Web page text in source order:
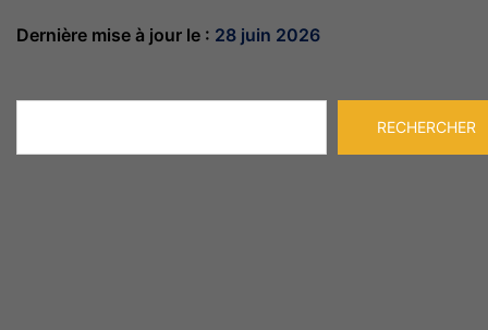
Dernière mise à jour le : 28 juin 2026
RECHERCHER